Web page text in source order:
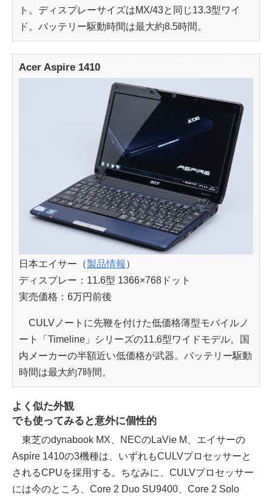
ト。ディスプレーサイズはMX/43と同じ13.3型ワイ
ド。バッテリー駆動時間は最大約8.5時間。
Acer Aspire 1410
日本エイサー（製品情報 ）
ディスプレー：11.6型 1366×768ドット
実売価格：6万円前後
CULVノートに先鞭を付けた低価格薄型モバイルノ
ート「Timeline」シリーズの11.6型ワイドモデル。国
内メーカーの半額近い低価格が武器。バッテリー駆動
時間は最大約7時間。
よく似た外観
でも使ってみると意外に個性的
東芝のdynabook MX、NECのLaVie M、エイサーの
Aspire 1410の3機種は、いずれもCULVプロセッサーと
されるCPUを採用する。ちなみに、CULVプロセッサー
には今のところ、Core 2 Duo SU9400、Core 2 Solo